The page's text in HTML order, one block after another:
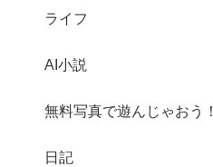
ライフ
AI小説
無料写真で遊んじゃおう！
日記